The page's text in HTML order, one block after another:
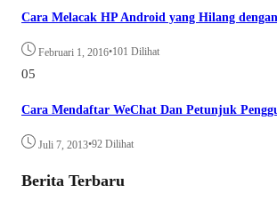
Cara Melacak HP Android yang Hilang
Februari 1, 2016•101 Dilihat
05
Cara Mendaftar WeChat Dan Petunjuk
Juli 7, 2013•92 Dilihat
Berita Terbaru